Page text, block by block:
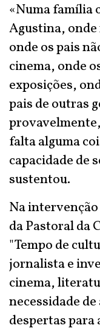
«Numa família
Agustina, onde
onde os pais
cinema, onde
exposições,
pais de outras
falta alguma
capacidade de
sustentou.
Na intervenção
da Pastoral da
"Tempo de
jornalista e
cinema,
necessidade
despertas